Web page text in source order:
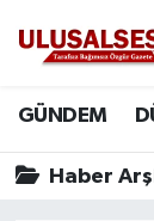
GÜNDEM
Haber
DÜNYA
Trafik